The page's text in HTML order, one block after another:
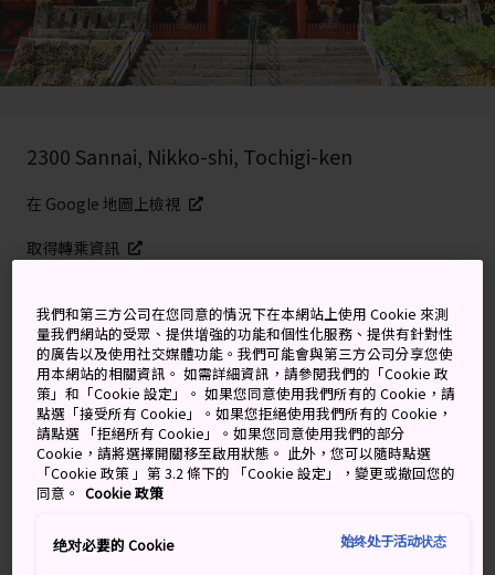
2300 Sannai, Nikko-shi, Tochigi-ken
在 Google 地圖上檢視
取得轉乘資訊
關鍵字 地圖
©Nikko-zan Rinno-ji Temple
日光的華麗山神寺廟
如同鄰近的東照宮
寺廟後山的三尊佛。輪王寺是由勝道上人創立，為日光地
位最崇高的佛寺。
我們和第三方公司在您同意的情況下在本網站上使用 Cookie 來測
量我們網站的受眾、提供增強的功能和個性化服務、提供有針對性
的廣告以及使用社交媒體功能。我們可能會與第三方公司分享您使
用本網站的相關資訊。 如需詳細資訊，請參閱我們的「Cookie 政
策」和「Cookie 設定」。 如果您同意使用我們所有的 Cookie，請
點選「接受所有 Cookie」。如果您拒絕使用我們所有的 Cookie，
請點選 「拒絕所有 Cookie」。如果您同意使用我們的部分
Cookie，請將選擇開關移至啟用狀態。 此外，您可以隨時點選
「Cookie 政策 」第 3.2 條下的 「Cookie 設定」，變更或撤回您的
同意。 Cookie 政策
绝对必要的 Cookie 始终处于活动状态